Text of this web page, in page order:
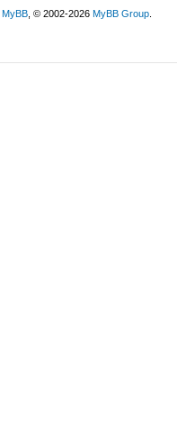
MyBB , © 2002-2026MyBB Group